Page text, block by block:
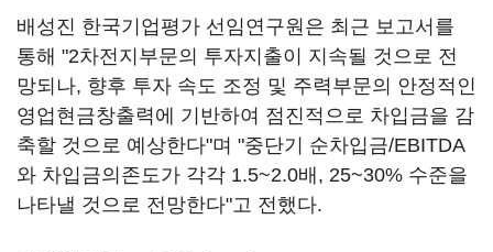
배성진 한국기업평가 선임연구원은 최근 보고서를
통해 "2차전지부문의 투자지출이 지속될 것으로 전
망되나, 향후 투자 속도 조정 및 주력부문의 안정적인
영업현금창출력에 기반하여 점진적으로 차입금을 감
축할 것으로 예상한다"며 "중단기 순차입금/EBITDA
와 차입금의존도가 각각 1.5~2.0배, 25~30% 수준을
나타낼 것으로 전망한다"고 전했다.